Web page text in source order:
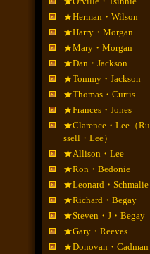
★Herman・Wilson
★Harry・Morgan
★Mary・Morgan
★Dan・Jackson
★Tommy・Jackson
★Thomas・Curtis
★Frances・Jones
★Clarence・Lee（Ru
ssell・Lee）
★Allison・Lee
★Ron・Bedonie
★Leonard・Schmalie
★Richard・Begay
★Steven・J・Begay
★Gary・Reeves
★Donovan・Cadman